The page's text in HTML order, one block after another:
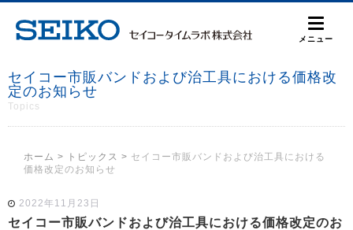
メニュー
セイコー市販バンドおよび治工具における価格改
定のお知らせ
Topics
ホーム > トピックス > セイコー市販バンドおよび治工具における
価格改定のお知らせ
2022年11月23日
セイコー市販バンドおよび治工具における価格改定のお